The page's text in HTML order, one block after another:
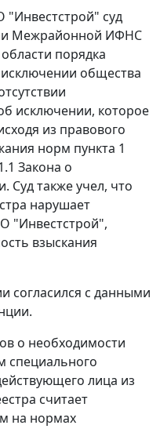
"Инвестстрой" суд
Межрайонной ИФНС
порядка
общества
исключении, которое
из правового
норм пункта 1
Закона о
Суд также учел, что
нарушает
"Инвестстрой",
взыскания
согласился с данными
о необходимости
специального
лица из
считает
на нормах